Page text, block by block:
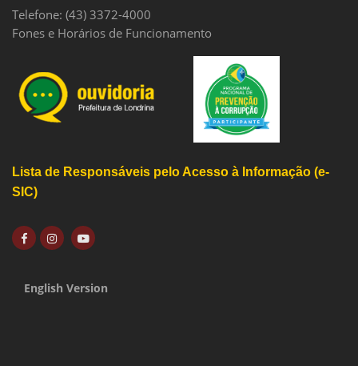
Telefone: (43) 3372-4000
Fones e Horários de Funcionamento
Lista de Responsáveis pelo Acesso à Informação (e-
SIC)
English Version